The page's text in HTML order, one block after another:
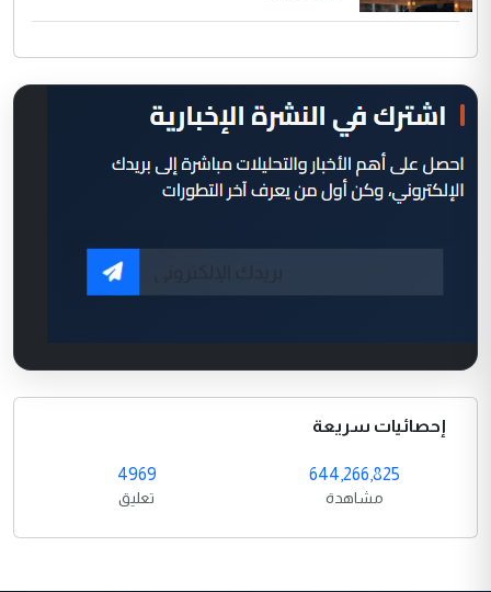
إحصائيات سريعة
644,266,825
مشاهدة
4969
تعليق